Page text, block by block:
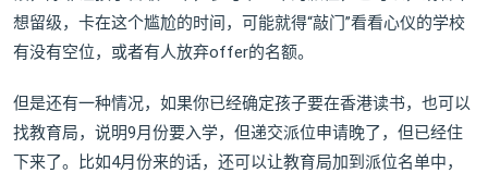
想留级，卡在这个尴尬的时间，可能就得“敲门”看看心仪的学校
有没有空位，或者有人放弃offer的名额。
但是还有一种情况，如果你已经确定孩子要在香港读书，也可以
找教育局，说明9月份要入学，但递交派位申请晚了，但已经住
下来了。比如4月份来的话，还可以让教育局加到派位名单中，